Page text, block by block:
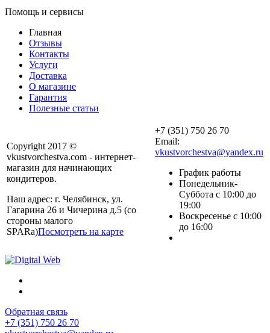
Помощь и сервисы
Главная
Отзывы
Контакты
Услуги
Доставка
О магазине
Гарантия
Полезные статьи
Copyright 2017 ©
vkustvorchestva.com - интернет-
магазин для начинающих
кондитеров.
Наш адрес: г. Челябинск, ул.
Гагарина 26 и Чичерина д.5 (со
стороны малого
SPARa)Посмотреть на карте
+7 (351) 750 26 70
Email:
vkustvorchestva@yandex.ru
График работы
Понедельник-
Суббота с 10:00 до
19:00
Воскресенье с 10:00
до 16:00
Обратная связь
+7 (351) 750 26 70